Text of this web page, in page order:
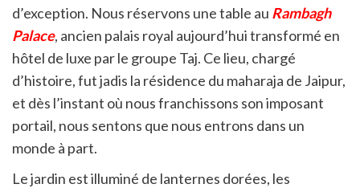
d’exception. Nous réservons une table au Rambagh
Palace, ancien palais royal aujourd’hui transformé en
hôtel de luxe par le groupe Taj. Ce lieu, chargé
d’histoire, fut jadis la résidence du maharaja de Jaipur,
et dès l’instant où nous franchissons son imposant
portail, nous sentons que nous entrons dans un
monde à part.
Le jardin est illuminé de lanternes dorées, les